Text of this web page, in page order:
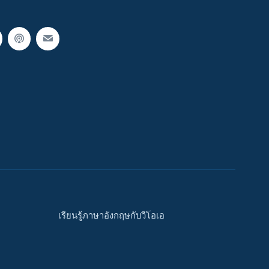
เรียนรู้ภาษาอังกฤษกับวีโอเอ